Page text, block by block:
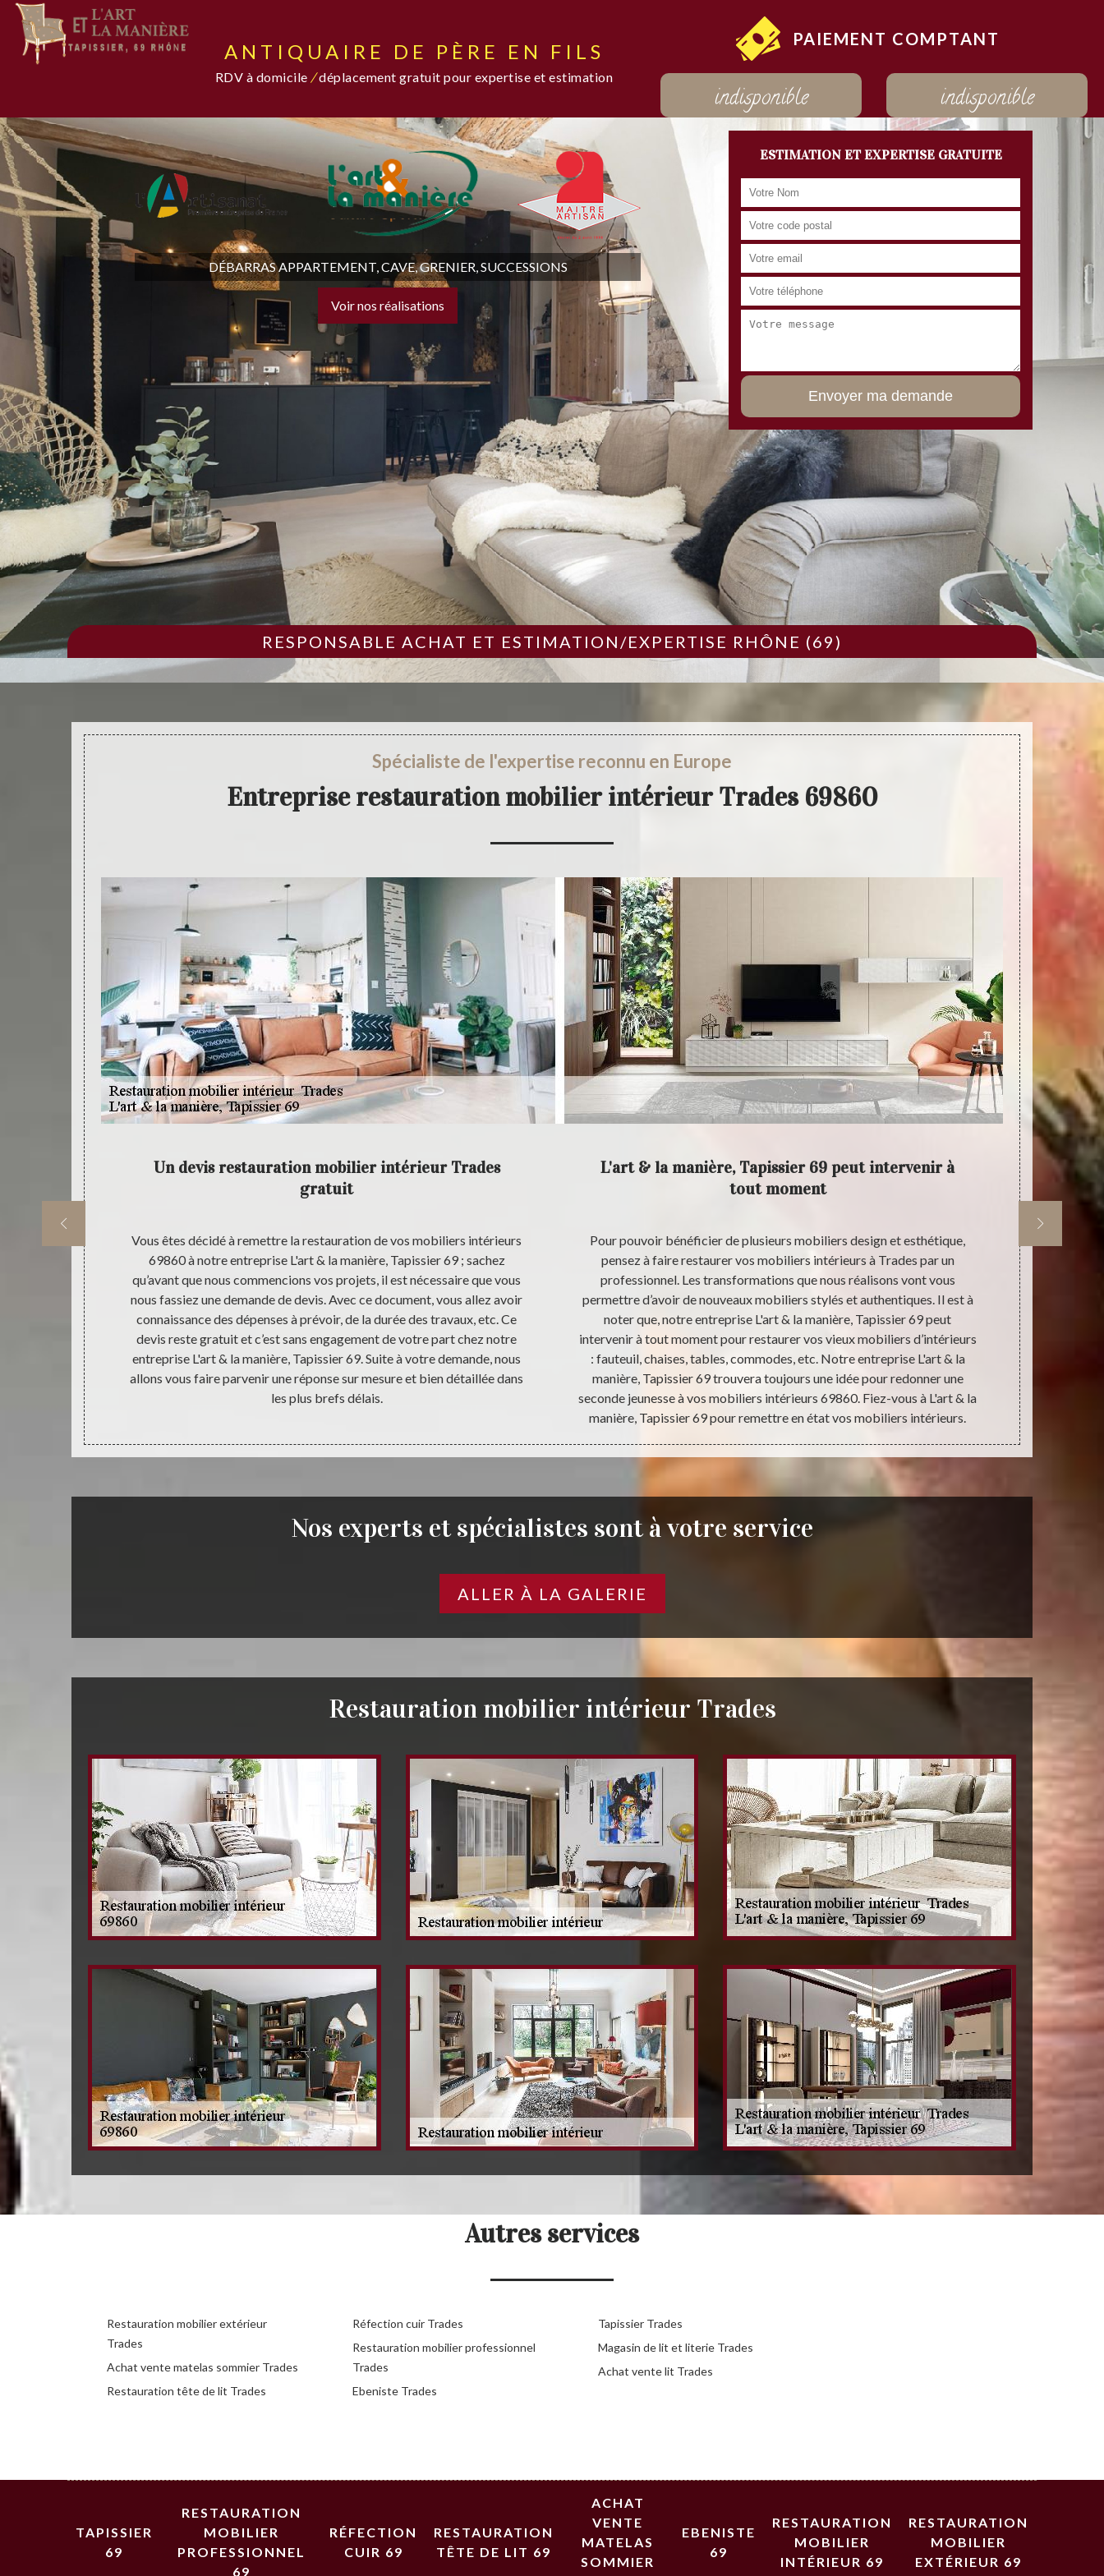
ANTIQUAIRE DE PÈRE EN FILS
RDV à domicile /déplacement gratuit pour expertise et estimation
PAIEMENT COMPTANT
indisponible indisponible
DÉBARRAS APPARTEMENT, CAVE, GRENIER, SUCCESSIONS
Voir nos réalisations
ESTIMATION ET EXPERTISE GRATUITE
RESPONSABLE ACHAT ET ESTIMATION/EXPERTISE RHÔNE (69)
Spécialiste de l'expertise reconnu en Europe
Entreprise restauration mobilier intérieur Trades 69860
Un devis restauration mobilier intérieur Trades
gratuit
Vous êtes décidé à remettre la restauration de vos mobiliers intérieurs
69860 à notre entreprise L'art & la manière, Tapissier 69 ; sachez
qu’avant que nous commencions vos projets, il est nécessaire que vous
nous fassiez une demande de devis. Avec ce document, vous allez avoir
connaissance des dépenses à prévoir, de la durée des travaux, etc. Ce
devis reste gratuit et c’est sans engagement de votre part chez notre
entreprise L'art & la manière, Tapissier 69. Suite à votre demande, nous
allons vous faire parvenir une réponse sur mesure et bien détaillée dans
les plus brefs délais.
L'art & la manière, Tapissier 69 peut intervenir à
tout moment
Pour pouvoir bénéficier de plusieurs mobiliers design et esthétique,
pensez à faire restaurer vos mobiliers intérieurs à Trades par un
professionnel. Les transformations que nous réalisons vont vous
permettre d’avoir de nouveaux mobiliers stylés et authentiques. Il est à
noter que, notre entreprise L'art & la manière, Tapissier 69 peut
intervenir à tout moment pour restaurer vos vieux mobiliers d’intérieurs
: fauteuil, chaises, tables, commodes, etc. Notre entreprise L'art & la
manière, Tapissier 69 trouvera toujours une idée pour redonner une
seconde jeunesse à vos mobiliers intérieurs 69860. Fiez-vous à L'art & la
manière, Tapissier 69 pour remettre en état vos mobiliers intérieurs.
Faites
Nos experts et spécialistes sont à votre service
ALLER À LA GALERIE
Restauration mobilier intérieur Trades
Autres services
Restauration mobilier extérieur
Trades
Achat vente matelas sommier Trades
Restauration tête de lit Trades
Réfection cuir Trades
Restauration mobilier professionnel
Trades
Ebeniste Trades
Tapissier Trades
Magasin de lit et literie Trades
Achat vente lit Trades
TAPISSIER
69
RESTAURATION
MOBILIER
PROFESSIONNEL
69
RÉFECTION
CUIR 69
RESTAURATION
TÊTE DE LIT 69
ACHAT
VENTE
MATELAS
SOMMIER
EBENISTE
69
RESTAURATION
MOBILIER
INTÉRIEUR 69
RESTAURATION
MOBILIER
EXTÉRIEUR 69